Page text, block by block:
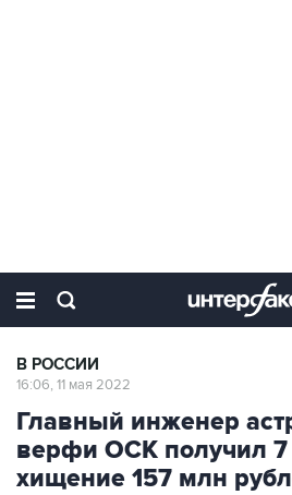
В РОССИИ
16:06, 11 мая 2022
Главный инженер
верфи ОСК получил 7
хищение 157 млн